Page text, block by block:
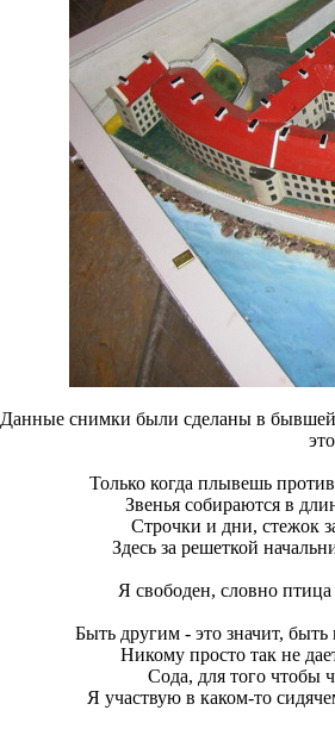
Данные снимки были сделаны в бывшей
Только когда плывешь
Звенья собираются в
Строчки и дни, стежок
Здесь за решеткой
Я свободен, словно птица
Быть другим - это значит,
Никому просто так не
Сода, для того чтобы
Я участвую в каком-то